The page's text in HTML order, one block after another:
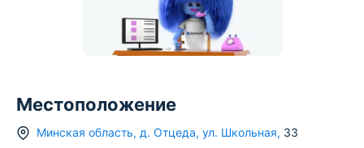
Местоположение
Минская область, д. Отцеда, ул. Школьная, 33